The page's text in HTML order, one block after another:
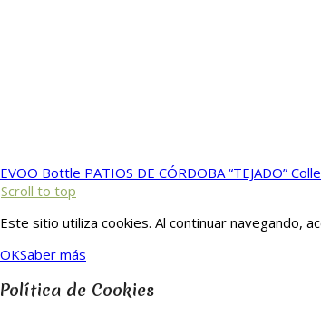
EVOO Bottle PATIOS DE CÓRDOBA “TEJADO”
Scroll to top
Este sitio utiliza cookies. Al continuar navegando,
OKSaber más
Política de Cookies